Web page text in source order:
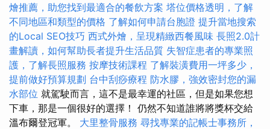
燴推薦，助您找到最適合的餐飲方案 塔位價格透明，了解
不同地區和類型的價格 了解如何申請台胞證 提升當地搜索
的Local SEO技巧 西式外燴，呈現精緻西餐風味 長照2.0計
畫解讀，如何幫助長者提升生活品質 失智症患者的專業照
護，了解長照服務 按摩技術課程 了解裝潢費用一坪多少，
提前做好預算規劃 台中刮痧療程 防水膠，強效密封您的漏
水部位 就駕駛而言，這不是最幸運的社區，但是如果您想
下車，那是一個很好的選擇！ 仍然不知道誰將將獎杯交給
溫布爾登冠軍。 大里整骨服務 尋找專業的記帳士事務所，